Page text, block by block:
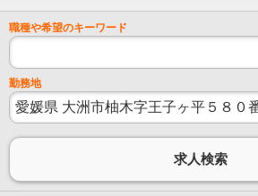
職種や希望のキーワード
勤務地